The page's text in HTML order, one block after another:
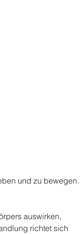
und zu bewegen.
auswirken,
richtet sich